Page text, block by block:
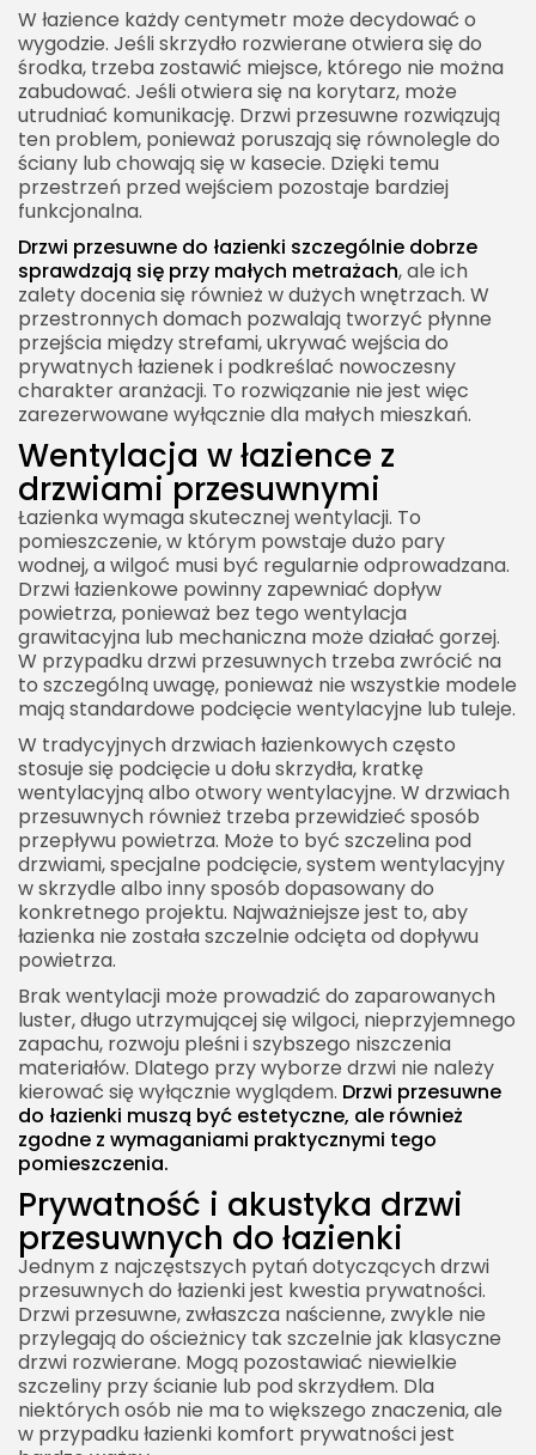
W łazience każdy centymetr może decydować o
wygodzie. Jeśli skrzydło rozwierane otwiera się do
środka, trzeba zostawić miejsce, którego nie można
zabudować. Jeśli otwiera się na korytarz, może
utrudniać komunikację. Drzwi przesuwne rozwiązują
ten problem, ponieważ poruszają się równolegle do
ściany lub chowają się w kasecie. Dzięki temu
przestrzeń przed wejściem pozostaje bardziej
funkcjonalna.
Drzwi przesuwne do łazienki szczególnie dobrze
sprawdzają się przy małych metrażach, ale ich
zalety docenia się również w dużych wnętrzach. W
przestronnych domach pozwalają tworzyć płynne
przejścia między strefami, ukrywać wejścia do
prywatnych łazienek i podkreślać nowoczesny
charakter aranżacji. To rozwiązanie nie jest więc
zarezerwowane wyłącznie dla małych mieszkań.
Wentylacja w łazience z
drzwiami przesuwnymi
Łazienka wymaga skutecznej wentylacji. To
pomieszczenie, w którym powstaje dużo pary
wodnej, a wilgoć musi być regularnie odprowadzana.
Drzwi łazienkowe powinny zapewniać dopływ
powietrza, ponieważ bez tego wentylacja
grawitacyjna lub mechaniczna może działać gorzej.
W przypadku drzwi przesuwnych trzeba zwrócić na
to szczególną uwagę, ponieważ nie wszystkie modele
mają standardowe podcięcie wentylacyjne lub tuleje.
W tradycyjnych drzwiach łazienkowych często
stosuje się podcięcie u dołu skrzydła, kratkę
wentylacyjną albo otwory wentylacyjne. W drzwiach
przesuwnych również trzeba przewidzieć sposób
przepływu powietrza. Może to być szczelina pod
drzwiami, specjalne podcięcie, system wentylacyjny
w skrzydle albo inny sposób dopasowany do
konkretnego projektu. Najważniejsze jest to, aby
łazienka nie została szczelnie odcięta od dopływu
powietrza.
Brak wentylacji może prowadzić do zaparowanych
luster, długo utrzymującej się wilgoci, nieprzyjemnego
zapachu, rozwoju pleśni i szybszego niszczenia
materiałów. Dlatego przy wyborze drzwi nie należy
kierować się wyłącznie wyglądem. Drzwi przesuwne
do łazienki muszą być estetyczne, ale również
zgodne z wymaganiami praktycznymi tego
pomieszczenia.
Prywatność i akustyka drzwi
przesuwnych do łazienki
Jednym z najczęstszych pytań dotyczących drzwi
przesuwnych do łazienki jest kwestia prywatności.
Drzwi przesuwne, zwłaszcza naścienne, zwykle nie
przylegają do ościeżnicy tak szczelnie jak klasyczne
drzwi rozwierane. Mogą pozostawiać niewielkie
szczeliny przy ścianie lub pod skrzydłem. Dla
niektórych osób nie ma to większego znaczenia, ale
w przypadku łazienki komfort prywatności jest